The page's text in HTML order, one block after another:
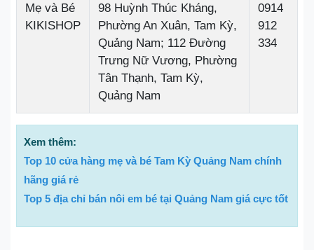
Mẹ và Bé
KIKISHOP
98 Huỳnh Thúc Kháng,
Phường An Xuân, Tam Kỳ,
Quảng Nam; 112 Đường
Trưng Nữ Vương, Phường
Tân Thạnh, Tam Kỳ,
Quảng Nam
0914
912
334
Xem thêm:
Top 10 cửa hàng mẹ và bé Tam Kỳ Quảng Nam chính
hãng giá rẻ
Top 5 địa chỉ bán nôi em bé tại Quảng Nam giá cực tốt